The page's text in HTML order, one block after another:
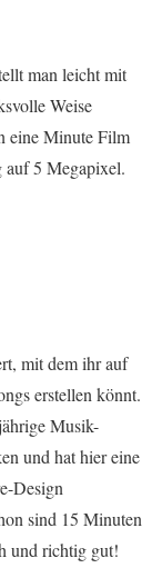
man leicht mit
Weise
eine Minute Film
auf 5 Megapixel.
mit dem ihr auf
erstellen könnt.
Musik-
und hat hier eine
Design
sind 15 Minuten
und richtig gut!